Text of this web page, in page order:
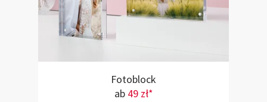
Fotoblock
ab 49 zł*